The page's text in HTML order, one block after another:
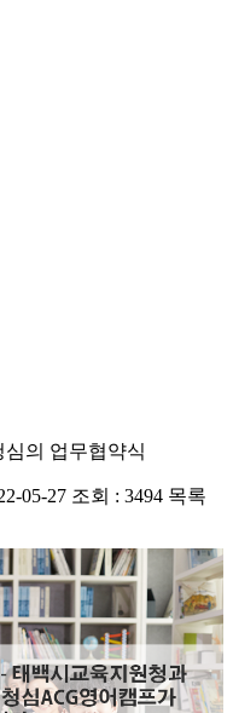
의 업무협약식
05-27 조회 : 3494 목록